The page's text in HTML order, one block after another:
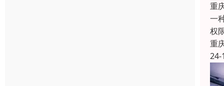
重
一
权
重
24-